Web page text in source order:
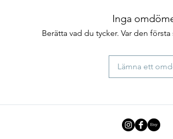
Inga
Berätta vad du tycker. Var den
Lämna ett